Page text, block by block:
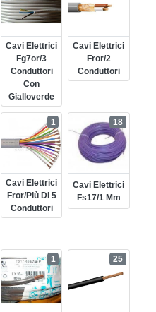
Cavi Elettrici
Fg7or/3
Conduttori
Con
Gialloverde
Cavi Elettrici
Fror/2
Conduttori
Cavi Elettrici
Fror/più Di 5
Conduttori
1
Cavi Elettrici
Fs17/1 Mm
18
1 25